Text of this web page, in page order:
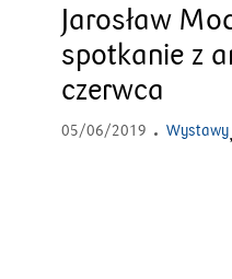
Jarosław
spotkanie z
czerwca
05/06/2019 Wystawy,